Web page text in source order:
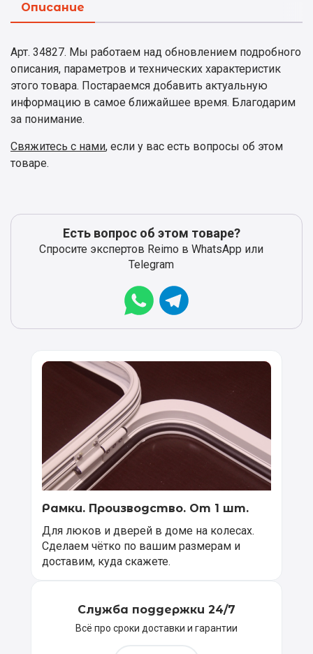
Описание
Арт. 34827. Мы работаем над обновлением подробного
описания, параметров и технических характеристик
этого товара. Постараемся добавить актуальную
информацию в самое ближайшее время. Благодарим
за понимание.
Свяжитесь с нами, если у вас есть вопросы об этом
товаре.
Есть вопрос об этом товаре?
Спросите экспертов Reimo в WhatsApp или
Telegram
Рамки. Производство. От 1 шт.
Для люков и дверей в доме на колесах.
Сделаем чётко по вашим размерам и
доставим, куда скажете.
Служба поддержки 24/7
Всё про сроки доставки и гарантии